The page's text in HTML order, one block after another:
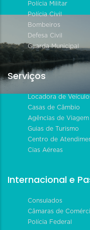
Polícia Militar
Polícia Civil
Bombeiros
Defesa Civil
Guarda Municipal
Serviços
Locadora de
Casas de Câmbio
Agências de Viagem
Guias de Turismo
Centro de
Cias Aéreas
Internacional e
Consulados
Câmaras de
Polícia Federal